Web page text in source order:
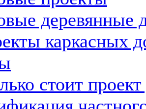
деревянные
каркасных
стоит